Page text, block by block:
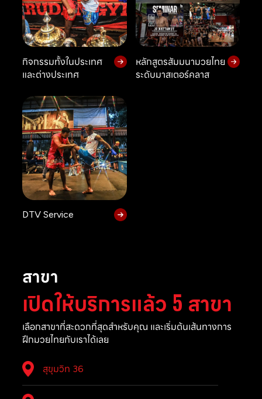
กิจกรรมทั้งในประเทศ
และต่างประเทศ
หลักสูตรสัมมนามวยไทย
ระดับมาสเตอร์คลาส
DTV Service
สาขา
เปิดให้บริการแล้ว 5 สาขา
เลือกสาขาที่สะดวกที่สุดสำหรับคุณ และเริ่มต้นเส้นทางการ
ฝึกมวยไทยกับเราได้เลย
สุขุมวิท 36